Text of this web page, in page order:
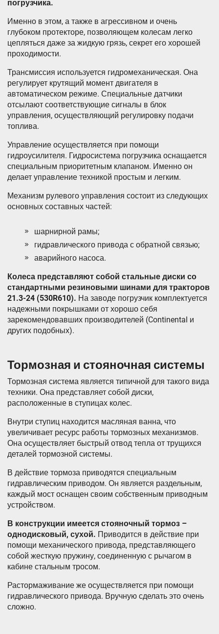
погрузчика.
Именно в этом, а также в агрессивном и очень
глубоком протекторе, позволяющем колесам легко
цепляться даже за жидкую грязь, секрет его хорошей
проходимости.
Трансмиссия используется гидромеханическая. Она
регулирует крутящий момент двигателя в
автоматическом режиме. Специальные датчики
отсылают соответствующие сигналы в блок
управления, осуществляющий регулировку подачи
топлива.
Управление осуществляется при помощи
гидроусилителя. Гидросистема погрузчика оснащается
специальным приоритетным клапаном. Именно он
делает управление техникой простым и легким.
Механизм рулевого управления состоит из следующих
основных составных частей:
шарнирной рамы;
гидравлического привода с обратной связью;
аварийного насоса.
Колеса представляют собой стальные диски со
стандартными резиновыми шинами для тракторов
21.3-24 (530R610). На заводе погрузчик комплектуется
надежными покрышками от хорошо себя
зарекомендовавших производителей (Continental и
других подобных).
Тормозная и стояночная системы
Тормозная система является типичной для такого вида
техники. Она представляет собой диски,
расположенные в ступицах колес.
Внутри ступиц находится масляная ванна, что
увеличивает ресурс работы тормозных механизмов.
Она осуществляет быстрый отвод тепла от трущихся
деталей тормозной системы.
В действие тормоза приводятся специальным
гидравлическим приводом. Он является раздельным,
каждый мост оснащен своим собственным приводным
устройством.
В конструкции имеется стояночный тормоз –
однодисковый, сухой. Приводится в действие при
помощи механического привода, представляющего
собой жесткую пружину, соединенную с рычагом в
кабине стальным тросом.
Растормаживание же осуществляется при помощи
гидравлического привода. Вручную сделать это очень
сложно.